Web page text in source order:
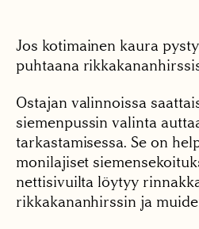
Jos kotimainen kaura
puhtaana
Ostajan valinnoissa
siemenpussin valinta
tarkastamisessa. Se on
monilajiset
nettisivuilta löytyy
rikkakananhirssin ja